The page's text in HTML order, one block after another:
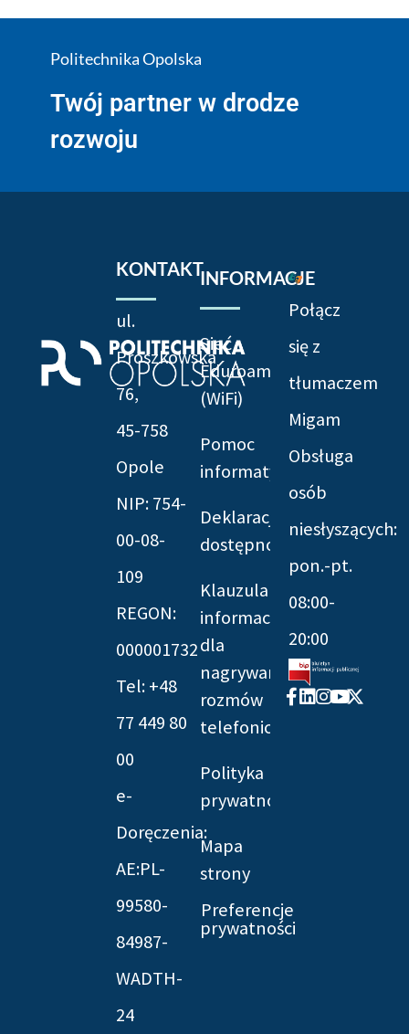
Politechnika Opolska
Twój partner w drodze
rozwoju
KONTAKT
ul.
Prószkowska
76,
45-758
Opole
NIP: 754-
00-08-
109
REGON:
000001732
Tel: +48
77 449 80
00
e-
Doręczenia:
AE:PL-
99580-
84987-
WADTH-
24
INFORMACJE
Sieć
Eduroam
(WiFi)
Pomoc
informatyczna
Deklaracja
dostępności
Klauzula
informacyjna
dla
nagrywania
rozmów
telefonicznych
Polityka
prywatności
Mapa
strony
Preferencje
prywatności
Połącz
się z
tłumaczem
Migam
Obsługa
osób
niesłyszących:
pon.-pt.
08:00-
20:00
Facebook-
f
Linkedin
Instagram
Youtube
X-
twitter